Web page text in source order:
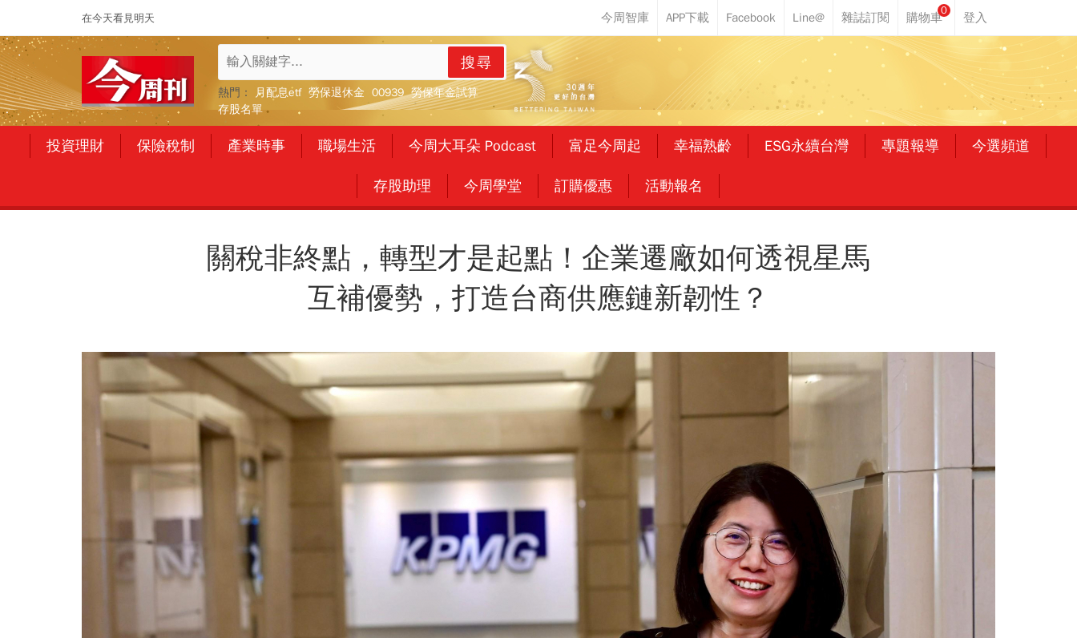
在今天看見明天
0
搜尋
熱門： 月配息etf 勞保退休金 00939 勞保年金試算
存股名單
投資理財 保險稅制 產業時事 職場生活 今周大耳朵 Podcast 富足今周起 幸福熟齡 ESG永續台灣 專題報導 今選頻道
存股助理 今周學堂 訂購優惠 活動報名
關稅非終點，轉型才是起點！企業遷廠如何透視星馬
互補優勢，打造台商供應鏈新韌性？